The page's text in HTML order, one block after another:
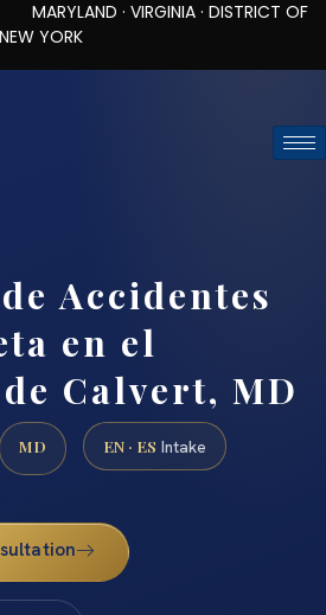
· DISTRICT OF
YORK
Accidentes
en el
Calvert, MD
MD EN · ES Intake